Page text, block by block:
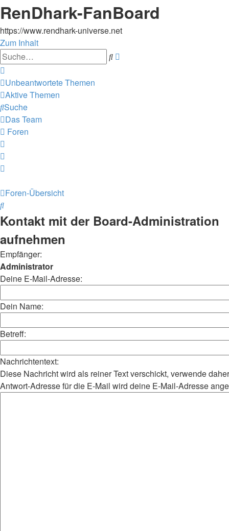
RenDhark-FanBoard
https://www.rendhark-universe.net
Zum Inhalt
Suche
Unbeantwortete Themen
Aktive Themen
Suche
Das Team
Foren
Foren-Übersicht
Suche
Kontakt mit der Board-Administration
aufnehmen
Empfänger:
Administrator
Deine E-Mail-Adresse:
Dein Name:
Betreff:
Nachrichtentext:
Diese Nachricht wird als reiner Text verschickt, verwende
Antwort-Adresse für die E-Mail wird deine E-Mail-Adresse